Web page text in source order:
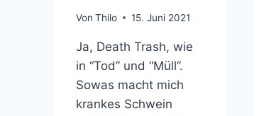
Von Thilo 15. Juni 2021
Ja, Death Trash, wie
in “Tod” und “Müll”.
Sowas macht mich
krankes Schwein